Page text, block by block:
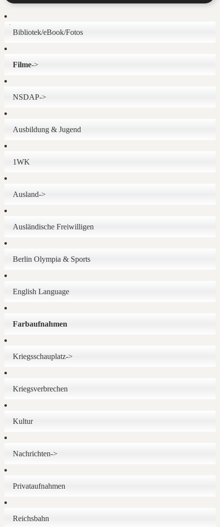
Bibliotek/eBook/Fotos
Filme->
NSDAP->
Ausbildung & Jugend
1WK
Ausland->
Ausländische Freiwilligen
Berlin Olympia & Sports
English Language
Farbaufnahmen
Kriegsschauplatz->
Kriegsverbrechen
Kultur
Nachrichten->
Privataufnahmen
Reichsbahn